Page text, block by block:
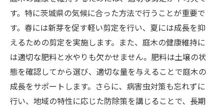
す。特に茨城県の気候に合った方法で行うことが重要で
す。春には新芽を促す軽い剪定を行い、夏には成長を抑
えるための剪定を実施します。また、庭木の健康維持に
は適切な肥料と水やりも欠かせません。肥料は土壌の状
態を確認してから選び、適切な量を与えることで庭木の
成長をサポートします。さらに、病害虫対策も忘れずに
行い、地域の特性に応じた防除策を講じることで、長期